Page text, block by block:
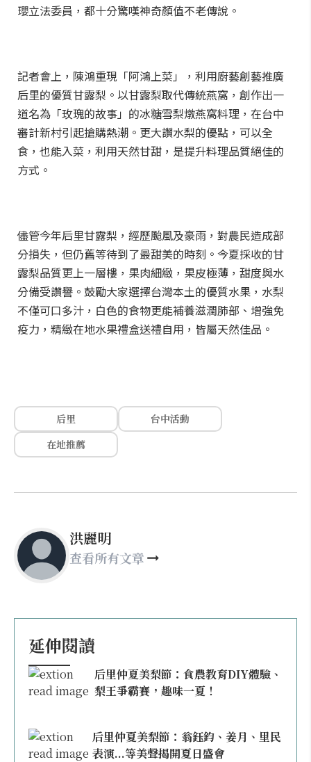
瓔立法委員，都十分驚嘆神奇顏值不老傳說。
記者會上，陳鴻重現「阿鴻上菜」，利用廚藝創藝推廣
后里的優質甘露梨。以甘露梨取代傳統燕窩，創作出一
道名為「玫瑰的故事」的冰糖雪梨燉燕窩料理，在台中
審計新村引起搶購熱潮。更大讚水梨的優點，可以全
食，也能入菜，利用天然甘甜，是提升料理品質絕佳的
方式。
儘管今年后里甘露梨，經歷颱風及豪雨，對農民造成部
分損失，但仍舊等待到了最甜美的時刻。今夏採收的甘
露梨品質更上一層樓，果肉細緻，果皮極薄，甜度與水
分備受讚譽。鼓勵大家選擇台灣本土的優質水果，水梨
不僅可口多汁，白色的食物更能補養滋潤肺部、增強免
疫力，精緻在地水果禮盒送禮自用，皆屬天然佳品。
后里
台中活動
在地推薦
洪麗明
查看所有文章
延伸閱讀
后里仲夏美梨節：食農教育DIY體驗、
梨王爭霸賽，趣味一夏！
后里仲夏美梨節：翁鈺鈞、姜月、里民
表演...等美聲揭開夏日盛會